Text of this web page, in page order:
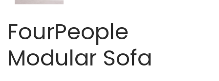
FourPeople
Modular Sofa